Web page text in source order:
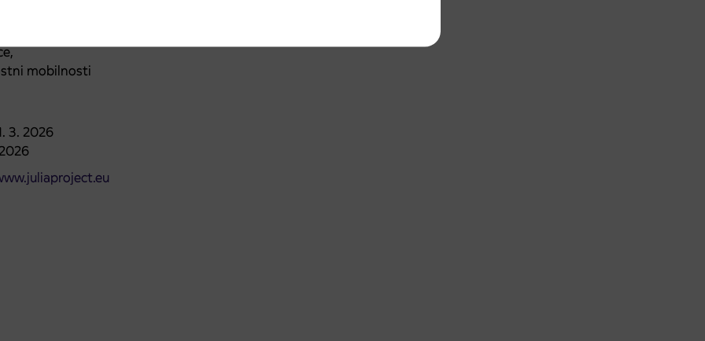
mobilnosti
3. 2026